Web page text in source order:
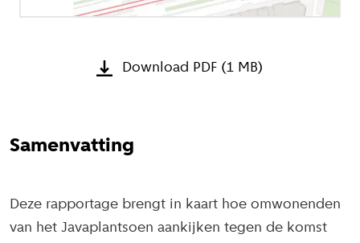
Download PDF (1 MB)
Samenvatting
Deze rapportage brengt in kaart hoe omwonenden
van het Javaplantsoen aankijken tegen de komst